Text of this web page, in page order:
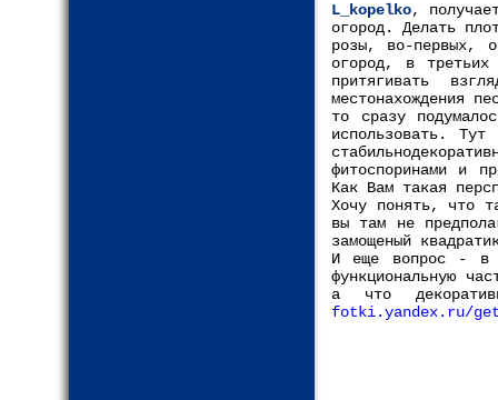
L_kopelko,
огород. Делать
розы, во-первых,
огород, в
притягивать
местонахождения
то сразу
использовать.
фитоспоринами и
Как Вам такая
Хочу понять, что
вы там не
замощеный
И еще вопрос - в
функциональную
а что
fotki.yandex.ru/